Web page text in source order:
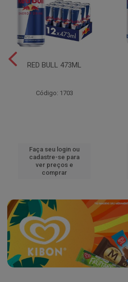
RED BULL 473ML
Código: 1703
Faça seu login ou
cadastre-se para
ver preços e
comprar